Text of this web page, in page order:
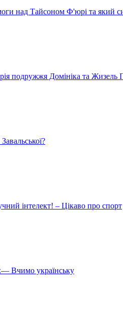
над Тайсоном Ф'юрі та який
подружжя Домініка та Жизель
інтелект! – Цікаво про спорт
Вчимо українську